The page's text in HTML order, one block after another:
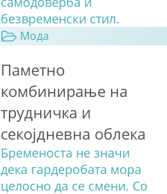
безвременски стил.
Мода
Паметно
комбинирање на
трудничка и
секојдневна облека
Бременоста не значи
дека гардеробата мора
целосно да се смени. Со